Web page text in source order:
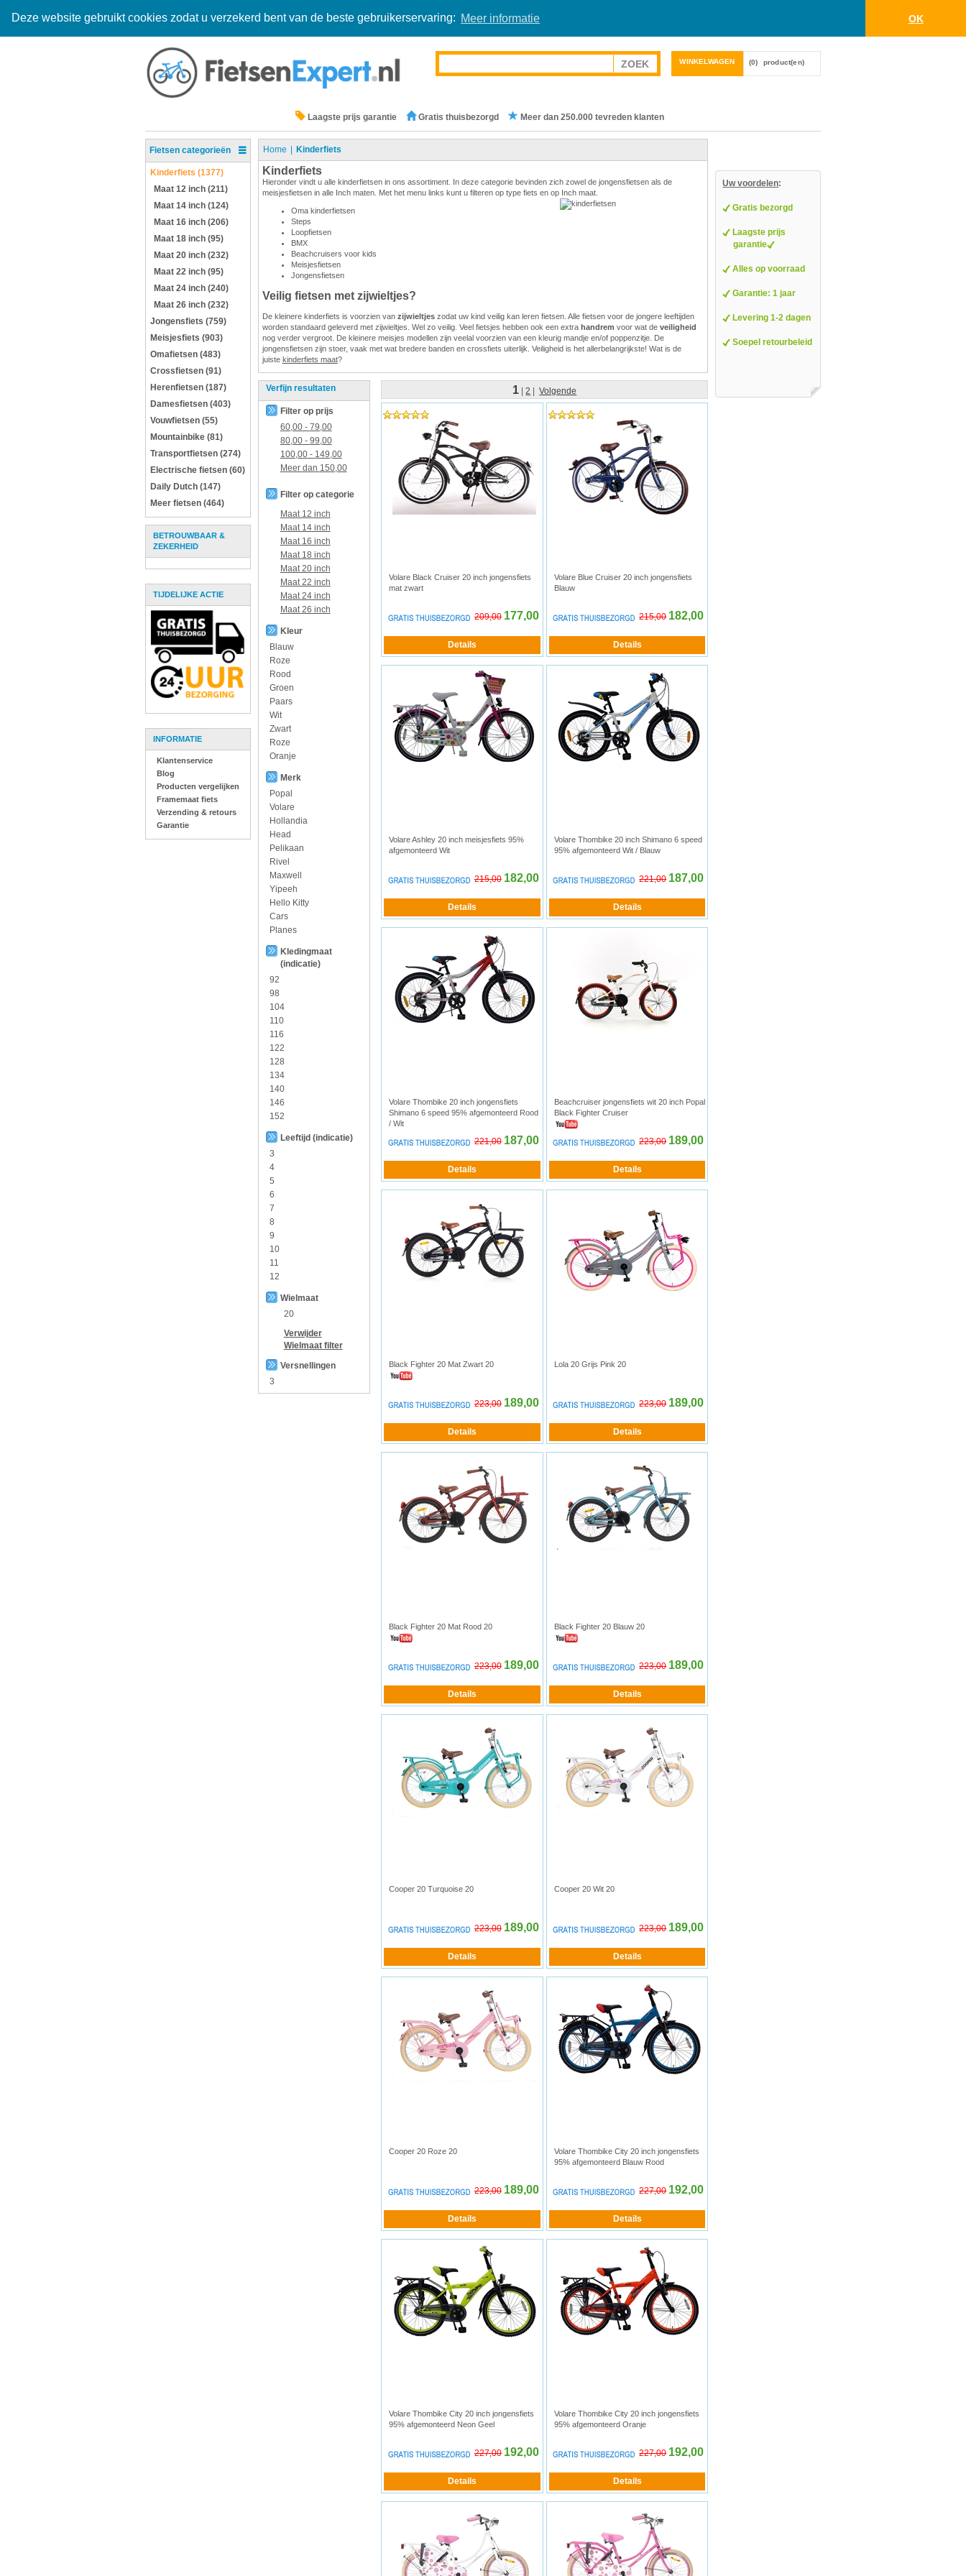
Deze website gebruikt cookies zodat u verzekerd bent van de beste gebruikerservaring: Meer informatie OK
WINKELWAGEN (0) product(en)
Laagste prijs garantie Gratis thuisbezorgd Meer dan 250.000 tevreden klanten
Fietsen categorieën
Kinderfiets (1377)
Maat 12 inch (211)
Maat 14 inch (124)
Maat 16 inch (206)
Maat 18 inch (95)
Maat 20 inch (232)
Maat 22 inch (95)
Maat 24 inch (240)
Maat 26 inch (232)
Jongensfiets (759)
Meisjesfiets (903)
Omafietsen (483)
Crossfietsen (91)
Herenfietsen (187)
Damesfietsen (403)
Vouwfietsen (55)
Mountainbike (81)
Transportfietsen (274)
Electrische fietsen (60)
Daily Dutch (147)
Meer fietsen (464)
BETROUWBAAR &
ZEKERHEID
TIJDELIJKE ACTIE
INFORMATIE
Klantenservice
Blog
Producten vergelijken
Framemaat fiets
Verzending & retours
Garantie
Home Kinderfiets
Kinderfiets
Hieronder vindt u alle kinderfietsen in ons assortiment. In deze categorie bevinden zich zowel de jongensfietsen als de
meisjesfietsen in alle Inch maten. Met het menu links kunt u filteren op type fiets en op Inch maat.
Oma kinderfietsen
Steps
Loopfietsen
BMX
Beachcruisers voor kids
Meisjesfietsen
Jongensfietsen
Veilig fietsen met zijwieltjes?
De kleinere kinderfiets is voorzien van zijwieltjes zodat uw kind veilig kan leren fietsen. Alle fietsen voor de jongere leeftijden
worden standaard geleverd met zijwieltjes. Wel zo veilig. Veel fietsjes hebben ook een extra handrem voor wat de veiligheid
nog verder vergroot. De kleinere meisjes modellen zijn veelal voorzien van een kleurig mandje en/of poppenzitje. De
jongensfietsen zijn stoer, vaak met wat bredere banden en crossfiets uiterlijk. Veiligheid is het allerbelangrijkste! Wat is de
juiste kinderfiets maat?
Verfijn resultaten
Filter op prijs
60,00- 79,00
80,00- 99,00
100,00- 149,00
Meer dan 150,00
Filter op categorie
Maat 12 inch
Maat 14 inch
Maat 16 inch
Maat 18 inch
Maat 20 inch
Maat 22 inch
Maat 24 inch
Maat 26 inch
Kleur
Blauw
Roze
Rood
Groen
Paars
Wit
Zwart
Roze
Oranje
Merk
Popal
Volare
Hollandia
Head
Pelikaan
Rivel
Maxwell
Yipeeh
Hello Kitty
Cars
Planes
Kledingmaat
(indicatie)
92
98
104
110
116
122
128
134
140
146
152
Leeftijd (indicatie)
3
4
5
6
7
8
9
10
11
12
Wielmaat
20
Verwijder
Wielmaatfilter
Versnellingen
3
1 |2 |Volgende
Volare Black Cruiser 20 inch jongensfiets
mat zwart
209,00 177,00
Volare Blue Cruiser 20 inch jongensfiets
Blauw
215,00 182,00
Volare Ashley 20 inch meisjesfiets 95%
afgemonteerd Wit
215,00 182,00
Volare Thombike 20 inch Shimano 6 speed
95% afgemonteerd Wit / Blauw
221,00 187,00
Volare Thombike 20 inch jongensfiets
Shimano 6 speed 95% afgemonteerd Rood
/ Wit
221,00 187,00
Beachcruiser jongensfiets wit 20 inch Popal
Black Fighter Cruiser
223,00 189,00
Black Fighter 20 Mat Zwart 20
223,00 189,00
Lola 20 Grijs Pink 20
223,00 189,00
Black Fighter 20 Mat Rood 20
223,00 189,00
Black Fighter 20 Blauw 20
223,00 189,00
Cooper 20 Turquoise 20
223,00 189,00
Cooper 20 Wit 20
223,00 189,00
Cooper 20 Roze 20
223,00 189,00
Volare Thombike City 20 inch jongensfiets
95% afgemonteerd Blauw Rood
227,00 192,00
Volare Thombike City 20 inch jongensfiets
95% afgemonteerd Neon Geel
227,00 192,00
Volare Thombike City 20 inch jongensfiets
95% afgemonteerd Oranje
227,00 192,00
Uw voordelen:
Gratis bezorgd
Laagste prijs
garantie
Alles op voorraad
Garantie: 1 jaar
Levering 1-2 dagen
Soepel retourbeleid